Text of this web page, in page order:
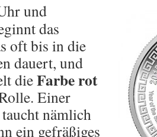
und
das
oft bis in die
dauert, und
dieFarbe rot
Einer
nämlich
ein gefräßiges